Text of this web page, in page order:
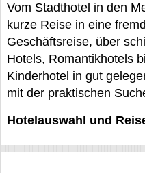
Vom Stadthotel in den
kurze Reise in eine
Geschäftsreise, über
Hotels, Romantikhotels
Kinderhotel in gut
mit der praktischen
Hotelauswahl und